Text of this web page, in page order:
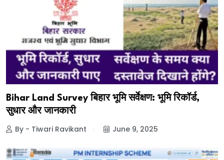
Bihar Land Survey बिहार भूमि सर्वेक्षण: भूमि रिकॉर्ड,
सुधार और जानकारी
By - Tiwari Ravikant June 9, 2025